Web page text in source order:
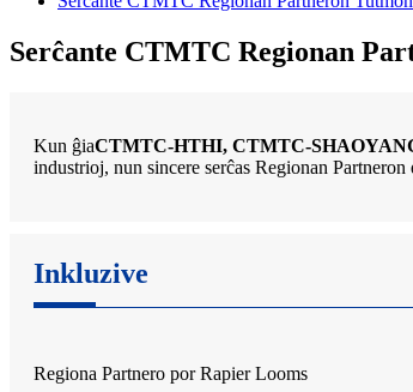
Serĉante CTMTC Regionan
Kun ĝiaCTMTC-HTHI, CTMTC-
industrioj, nun sincere serĉas Regionan Partneron
Inkluzive
Regiona Partnero por Rapier Looms